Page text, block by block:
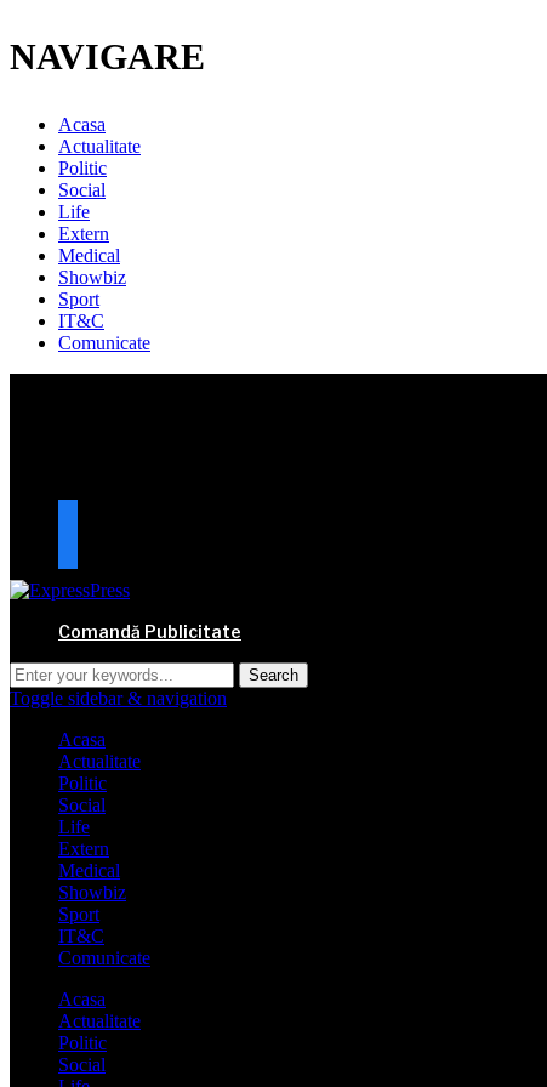
NAVIGARE
Acasa
Actualitate
Politic
Social
Life
Extern
Medical
Showbiz
Sport
IT&C
Comunicate
Comandă Publicitate
Toggle sidebar & navigation
Acasa
Actualitate
Politic
Social
Life
Extern
Medical
Showbiz
Sport
IT&C
Comunicate
Acasa
Actualitate
Politic
Social